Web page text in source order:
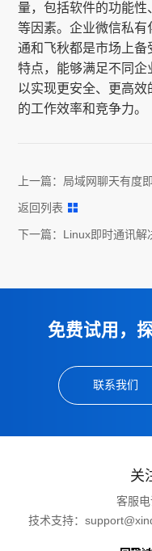
量，包括软件的功能
等因素。企业微信私有
通和飞秋都是市场上
特点，能够满足不同
以实现更安全、更高
的工作效率和竞争力。
上一篇： 局域网聊天有度
返回列表
下一篇： Linux即时通讯解
免费试用，
联系我们
关
客服电
技术支持：